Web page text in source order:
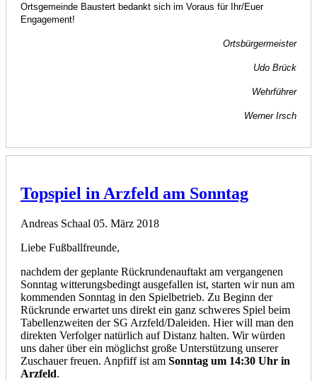
Ortsgemeinde Baustert bedankt sich im Voraus für Ihr/Euer
Engagement!
Ortsbürgermeister
Udo Brück
Wehrführer
Werner Irsch
Topspiel in Arzfeld am Sonntag
Andreas Schaal 05. März 2018
Liebe Fußballfreunde,
nachdem der geplante Rückrundenauftakt am vergangenen
Sonntag witterungsbedingt ausgefallen ist, starten wir nun am
kommenden Sonntag in den Spielbetrieb. Zu Beginn der
Rückrunde erwartet uns direkt ein ganz schweres Spiel beim
Tabellenzweiten der SG Arzfeld/Daleiden. Hier will man den
direkten Verfolger natürlich auf Distanz halten. Wir würden
uns daher über ein möglichst große Unterstützung unserer
Zuschauer freuen. Anpfiff ist am Sonntag um 14:30 Uhr in
Arzfeld.